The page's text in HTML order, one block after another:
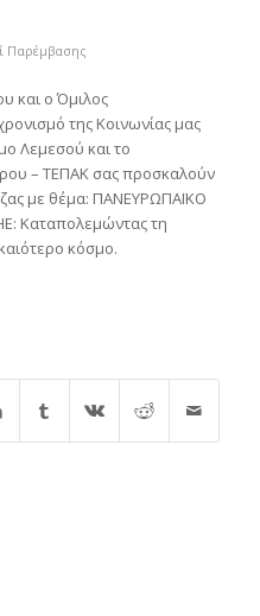
Παρέμβασης
και ο Όμιλος
της Κοινωνίας μας
Λεμεσού και το
– ΤΕΠΑΚ σας προσκαλούν
με θέμα: ΠΑΝΕΥΡΩΠΑΪΚΟ
Καταπολεμώντας τη
κόσμο.